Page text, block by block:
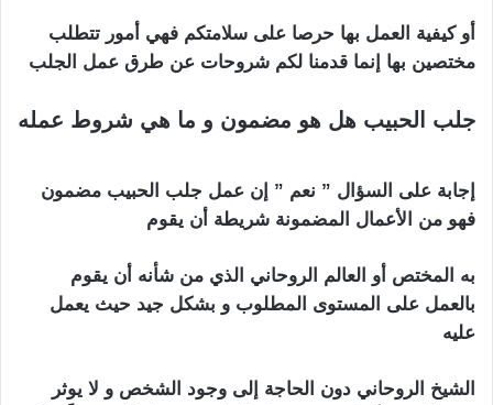
أو كيفية العمل بها حرصا على سلامتكم فهي أمور تتطلب
مختصين بها إنما قدمنا لكم شروحات عن طرق عمل الجلب
جلب الحبيب هل هو مضمون و ما هي شروط عمله
إجابة على السؤال ” نعم ” إن عمل جلب الحبيب مضمون
فهو من الأعمال المضمونة شريطة أن يقوم
به المختص أو العالم الروحاني الذي من شأنه أن يقوم
بالعمل على المستوى المطلوب و بشكل جيد حيث يعمل
عليه
الشيخ الروحاني دون الحاجة إلى وجود الشخص و لا يوثر